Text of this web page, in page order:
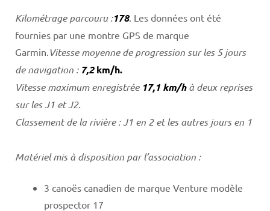
Kilométrage parcouru :178. Les données ont été
fournies par une montre GPS de marque
Garmin.Vitesse moyenne de progression sur les 5 jours
de navigation : 7,2km/h.
Vitesse maximum enregistrée 17,1 km/hà deux reprises
sur les J1 et J2.
Classement de la rivière : J1 en 2 et les autres jours en 1
Matériel mis à disposition par l’association :
3 canoës canadien de marque Venture modèle
prospector 17